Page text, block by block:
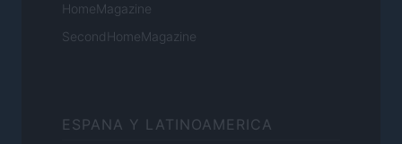
HomeMagazine
SecondHomeMagazine
ESPANA Y LATINOAMERICA